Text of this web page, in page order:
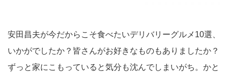
安田昌夫が今だからこそ食べたいデリバリーグルメ10選、
いかがでしたか？皆さんがお好きなものもありましたか？
ずっと家にこもっていると気分も沈んでしまいがち。かと